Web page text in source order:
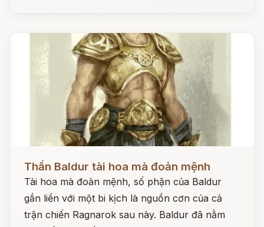
Đọc ngay
Thần Baldur tài hoa mà đoản mệnh
Tài hoa mà đoản mệnh, số phận của Baldur
gắn liền với một bi kịch là nguồn cơn của cả
trận chiến Ragnarok sau này. Baldur đã nằm